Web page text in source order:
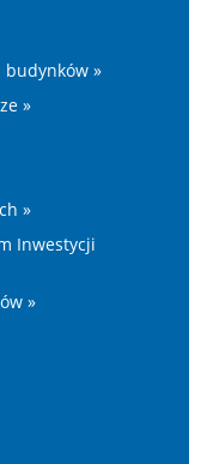
budynków »
»
»
Inwestycji
»